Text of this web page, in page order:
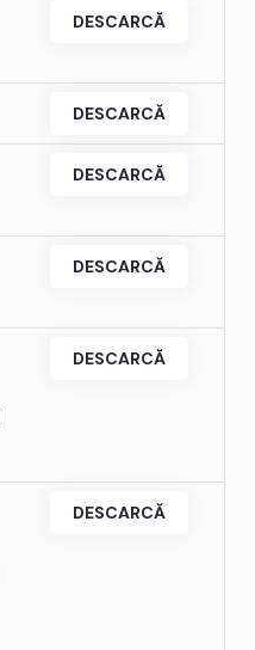
DESCARCĂ
DESCARCĂ
DESCARCĂ
DESCARCĂ
DESCARCĂ
DESCARCĂ